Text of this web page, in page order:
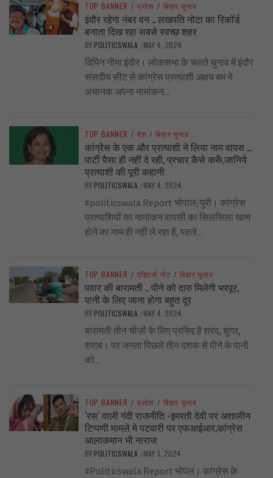
TOP BANNER / प्रदेश / बिहार चुनाव
इंदौर रहेगा नंबर वन .. लखपति नोटा का रिकॉर्ड
बनाता दिख रहा सबसे स्वच्छ शहर
BY POLITICSWALA / MAY 4, 2024
विपिन नीमा इंदौर। लोकसभा के चलते चुनाव में इंदौर
संसदीय सीट से कांग्रेस प्रत्याशी अक्षय बम ने
अचानक अपना नामांकन...
TOP BANNER / देश / बिहार चुनाव
कांग्रेस के एक और प्रत्याशी ने लिया नाम वापस …
पार्टी पैसा ही नहीं दे रही, प्रचार कैसे करूँ,जानिये
प्रत्याशी की पूरी कहानी
BY POLITICSWALA / MAY 4, 2024
#politicswala Report भोपाल/पुरी। कांग्रेस
प्रत्याशियों का नामांकन वापसी का सिलसिला खत्म
होने का नाम ही नहीं ले रहा है, पहले...
TOP BANNER / एडिटर्स नोट / बिहार चुनाव
पवार की बारामती .. पीने को दारु मिलेगी भरपूर,
पानी के लिए जाना होगा बहुत दूर
BY POLITICSWALA / MAY 4, 2024
बारामती तीन चीज़ों के लिए प्रसिद्द है शरद, शुगर,
शराब। पर जनता पिछले तीन दशक से पीने के पानी
को...
TOP BANNER / प्रदेश / बिहार चुनाव
‘रस’ वाली गंदी राजनीति -इमरती देवी पर अशालीन
टिप्पणी मामले मे पटवारी पर एफआईआर,कांग्रेस
आलाकमान भी नाराज
BY POLITICSWALA / MAY 3, 2024
#Politicswala Report भोपल। कांग्रेस के